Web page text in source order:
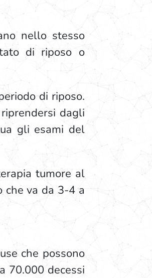
nello stesso
di riposo o
di riposo.
dagli
gli esami del
tumore al
che va da 3-4 a
che possono
70.000 decessi